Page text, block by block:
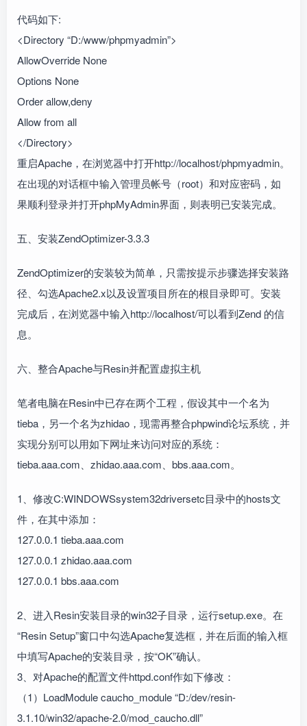
代码如下:
<Directory “D:/www/phpmyadmin”>
AllowOverride None
Options None
Order allow,deny
Allow from all
</Directory>
重启Apache，在浏览器中打开http://localhost/phpmyadmin。
在出现的对话框中输入管理员帐号（root）和对应密码，如
果顺利登录并打开phpMyAdmin界面，则表明已安装完成。
五、安装ZendOptimizer-3.3.3
ZendOptimizer的安装较为简单，只需按提示步骤选择安装路
径、勾选Apache2.x以及设置项目所在的根目录即可。安装
完成后，在浏览器中输入http://localhost/可以看到Zend 的信
息。
六、整合Apache与Resin并配置虚拟主机
笔者电脑在Resin中已存在两个工程，假设其中一个名为
tieba，另一个名为zhidao，现需再整合phpwind论坛系统，并
实现分别可以用如下网址来访问对应的系统：
tieba.aaa.com、zhidao.aaa.com、bbs.aaa.com。
1、修改C:WINDOWSsystem32driversetc目录中的hosts文
件，在其中添加：
127.0.0.1 tieba.aaa.com
127.0.0.1 zhidao.aaa.com
127.0.0.1 bbs.aaa.com
2、进入Resin安装目录的win32子目录，运行setup.exe。在
“Resin Setup”窗口中勾选Apache复选框，并在后面的输入框
中填写Apache的安装目录，按“OK”确认。
3、对Apache的配置文件httpd.conf作如下修改：
（1）LoadModule caucho_module “D:/dev/resin-
3.1.10/win32/apache-2.0/mod_caucho.dll”